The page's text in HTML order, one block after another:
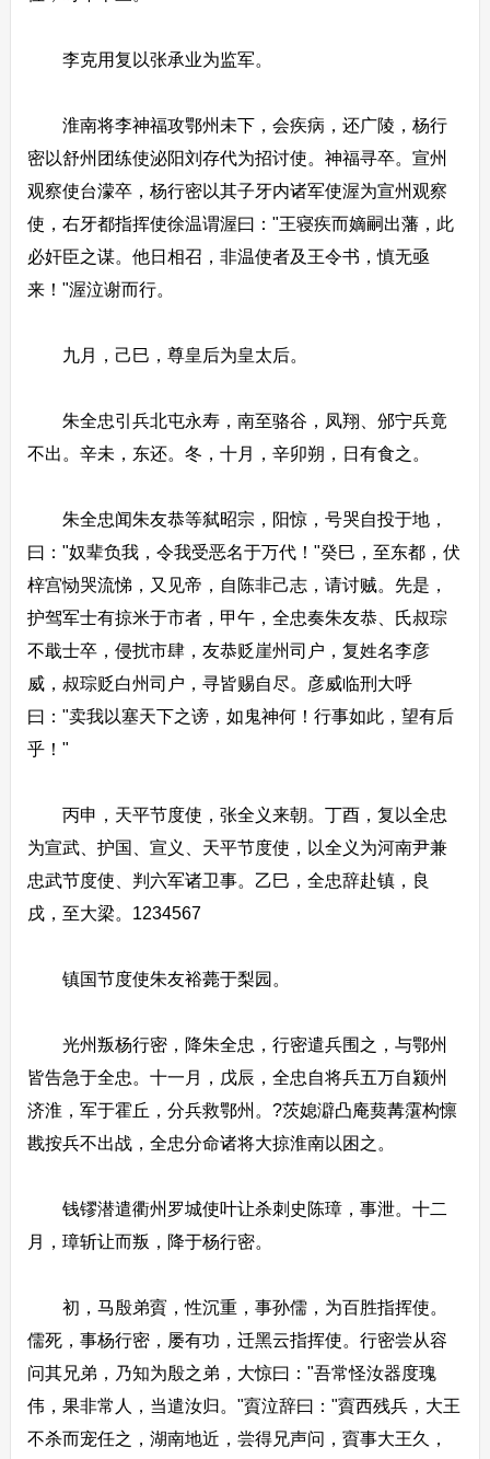
李克用复以张承业为监军。
淮南将李神福攻鄂州未下，会疾病，还广陵，杨行
密以舒州团练使泌阳刘存代为招讨使。神福寻卒。宣州
观察使台濛卒，杨行密以其子牙内诸军使渥为宣州观察
使，右牙都指挥使徐温谓渥曰："王寝疾而嫡嗣出藩，此
必奸臣之谋。他日相召，非温使者及王令书，慎无亟
来！"渥泣谢而行。
九月，己巳，尊皇后为皇太后。
朱全忠引兵北屯永寿，南至骆谷，凤翔、邠宁兵竟
不出。辛未，东还。冬，十月，辛卯朔，日有食之。
朱全忠闻朱友恭等弑昭宗，阳惊，号哭自投于地，
曰："奴辈负我，令我受恶名于万代！"癸巳，至东都，伏
梓宫恸哭流悌，又见帝，自陈非己志，请讨贼。先是，
护驾军士有掠米于市者，甲午，全忠奏朱友恭、氏叔琮
不戢士卒，侵扰市肆，友恭贬崖州司户，复姓名李彦
威，叔琮贬白州司户，寻皆赐自尽。彦威临刑大呼
曰："卖我以塞天下之谤，如鬼神何！行事如此，望有后
乎！"
丙申，天平节度使，张全义来朝。丁酉，复以全忠
为宣武、护国、宣义、天平节度使，以全义为河南尹兼
忠武节度使、判六军诸卫事。乙巳，全忠辞赴镇，良
戌，至大梁。1234567
镇国节度使朱友裕薨于梨园。
光州叛杨行密，降朱全忠，行密遣兵围之，与鄂州
皆告急于全忠。十一月，戊辰，全忠自将兵五万自颍州
济淮，军于霍丘，分兵救鄂州。?茨媳澼凸庵葜冓霮构懔
戡按兵不出战，全忠分命诸将大掠淮南以困之。
钱镠潜遣衢州罗城使叶让杀刺史陈璋，事泄。十二
月，璋斩让而叛，降于杨行密。
初，马殷弟賨，性沉重，事孙儒，为百胜指挥使。
儒死，事杨行密，屡有功，迁黑云指挥使。行密尝从容
问其兄弟，乃知为殷之弟，大惊曰："吾常怪汝器度瑰
伟，果非常人，当遣汝归。"賨泣辞曰："賨西残兵，大王
不杀而宠任之，湖南地近，尝得兄声问，賨事大王久，